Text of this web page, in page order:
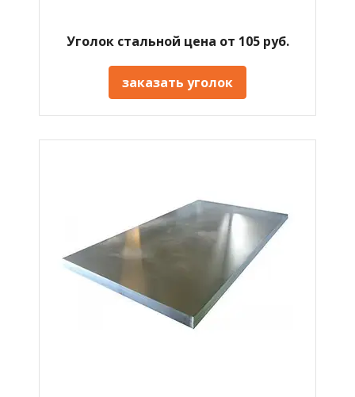
Уголок стальной цена от 105 руб.
заказать уголок